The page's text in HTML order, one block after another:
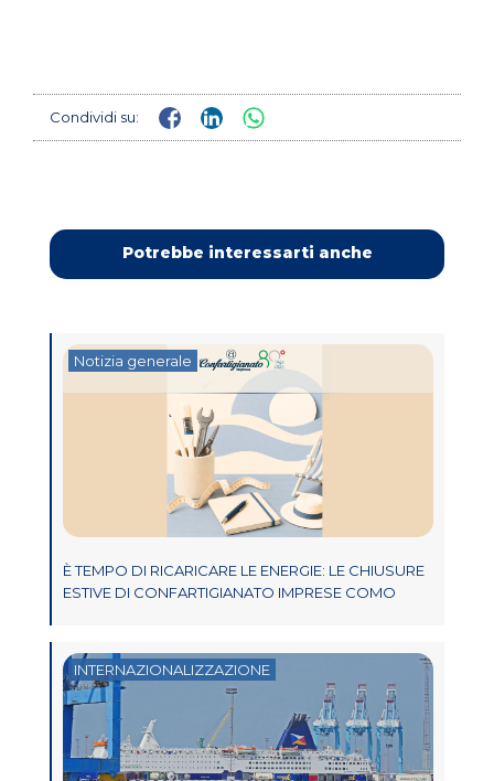
Condividi su:
Potrebbe interessarti anche
Notizia generale
È TEMPO DI RICARICARE LE ENERGIE: LE CHIUSURE
ESTIVE DI CONFARTIGIANATO IMPRESE COMO
INTERNAZIONALIZZAZIONE